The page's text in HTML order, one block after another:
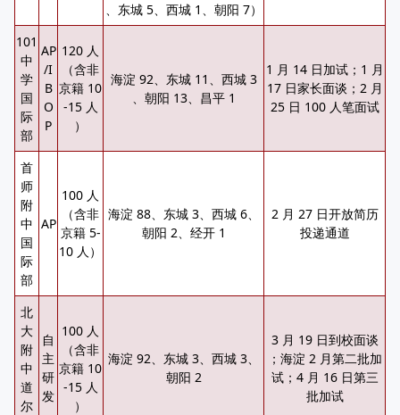
、东城 5、西城 1、朝阳 7）
101
中
学
国
际
部
AP
/I
B
O
P
120 人
（含非
京籍 10
-15 人
）
海淀 92、东城 11、西城 3
、朝阳 13、昌平 1
1 月 14 日加试；1 月
17 日家长面谈；2 月
25 日 100 人笔面试
首
师
附
中
国
际
部
AP
100 人
（含非
京籍 5-
10 人）
海淀 88、东城 3、西城 6、
朝阳 2、经开 1
2 月 27 日开放简历
投递通道
北
大
附
中
道
尔
自
主
研
发
100 人
（含非
京籍 10
-15 人
）
海淀 92、东城 3、西城 3、
朝阳 2
3 月 19 日到校面谈
；海淀 2 月第二批加
试；4 月 16 日第三
批加试